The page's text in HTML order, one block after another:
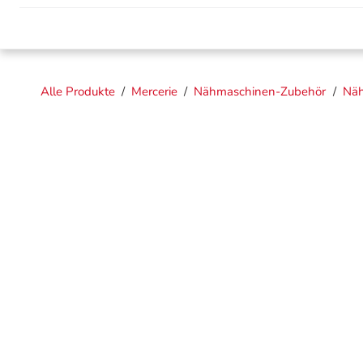
Alle Produkte / Mercerie / Nähmaschinen-Zubehör /